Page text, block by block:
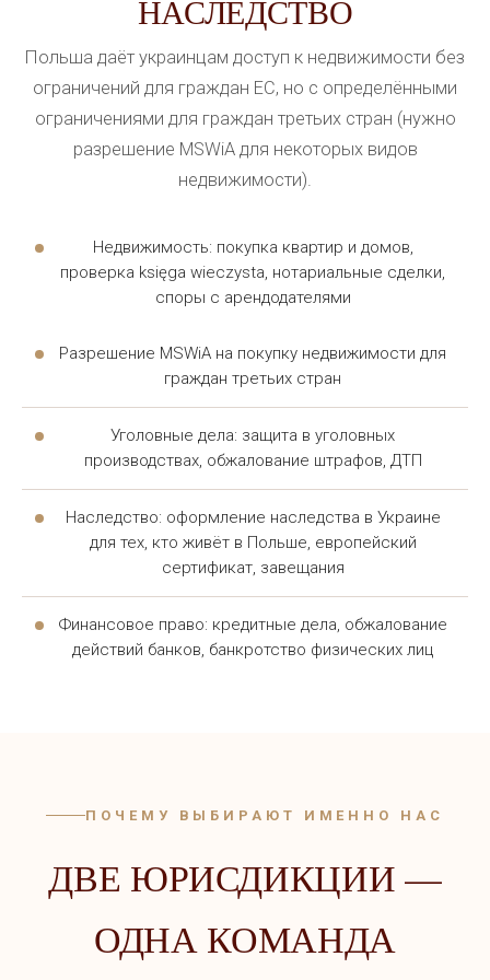
дальше. Адвокат регулярно информирует клиента о
статусе дела, а юридическая помощь оказывается
прозрачно, без скрытых этапов. Юрист фиксирует
каждый шаг работы, что позволяет клиенту в любой
момент понимать, на каком этапе находится его
дело. Юридическая помощь строится по чёткому
результат. Юрист остаётся на связи до полного
завершения дела.
Такая поддержка особенно нужна в сложных делах,
требующих участия нескольких специалистов.
Работа координируется одним адвокатом, который
следит за результатом всей команды и отвечает
перед клиентом.
ЮРИДИЧЕСКАЯ ПОМОЩЬ
УКРАИНЦАМ В ПОЛЬШЕ
ОНЛАЙН — КОНСУЛЬТАЦИЯ БЕЗ
ВИЗИТА
подготовку по миграционному и трудовому праву.
получить консультацию для украинцев в Польше в
НАСЛЕДСТВО
Польша даёт украинцам доступ к недвижимости без
ограничений для граждан ЕС, но с определёнными
ограничениями для граждан третьих стран (нужно
разрешение MSWiA для некоторых видов
недвижимости).
Недвижимость: покупка квартир и домов,
проверка księga wieczysta, нотариальные сделки,
споры с арендодателями
Разрешение MSWiA на покупку недвижимости для
граждан третьих стран
Уголовные дела: защита в уголовных
производствах, обжалование штрафов, ДТП
Наследство: оформление наследства в Украине
для тех, кто живёт в Польше, европейский
сертификат, завещания
Финансовое право: кредитные дела, обжалование
действий банков, банкротство физических лиц
ПОЧЕМУ ВЫБИРАЮТ ИМЕННО НАС
ДВЕ ЮРИСДИКЦИИ —
ОДНА КОМАНДА